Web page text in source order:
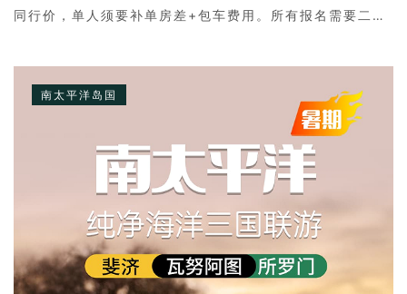
同行价，单人须要补单房差+包车费用。所有报名需要二次
南太平洋岛国